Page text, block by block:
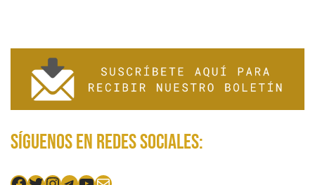
i
d
e
e
Síguenos en redes sociales: